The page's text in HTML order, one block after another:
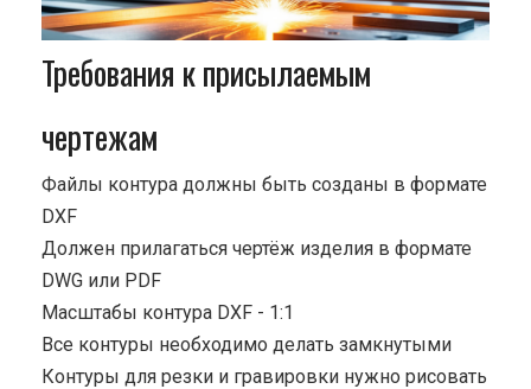
Требования к присылаемым
чертежам
Файлы контура должны быть созданы в формате
DXF
Должен прилагаться чертёж изделия в формате
DWG или PDF
Масштабы контура DXF - 1:1
Все контуры необходимо делать замкнутыми
Контуры для резки и гравировки нужно рисовать